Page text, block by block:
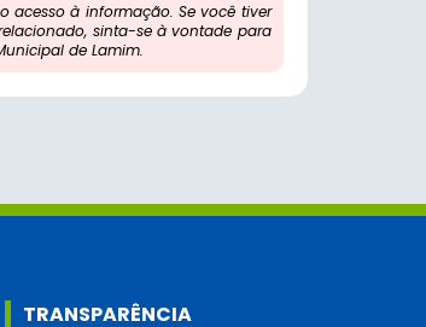
acesso à informação. Se você tiver
sinta-se à vontade para
de Lamim.
TRANSPARÊNCIA